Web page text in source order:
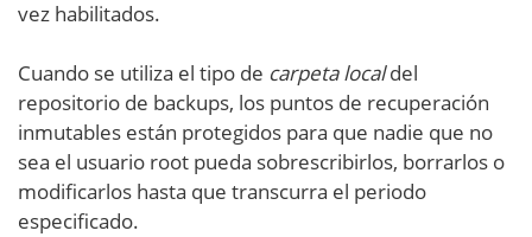
vez habilitados.
Cuando se utiliza el tipo de carpeta localdel
repositorio de backups, los puntos de recuperación
inmutables están protegidos para que nadie que no
sea el usuario root pueda sobrescribirlos, borrarlos o
modificarlos hasta que transcurra el periodo
especificado.